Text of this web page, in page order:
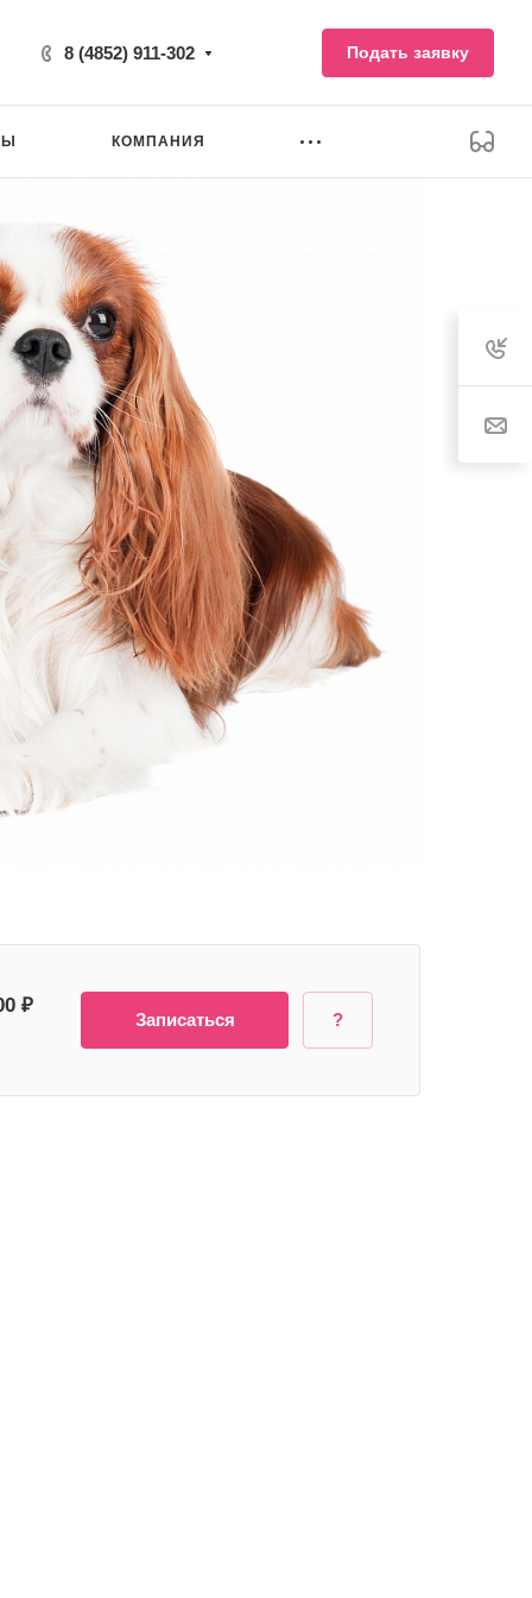
8 (4852) 911-302 Подать заявку
КОМПАНИЯ
₽
Записаться ?